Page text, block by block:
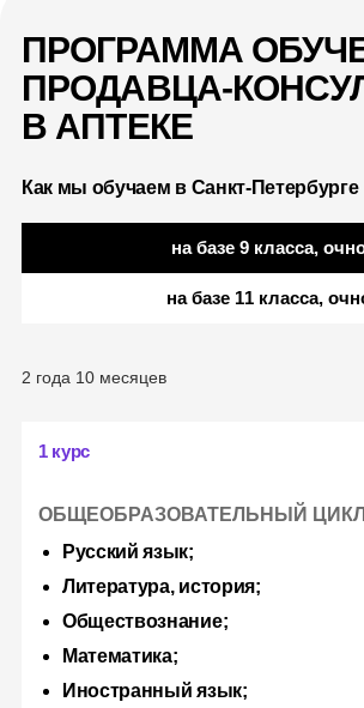
ПРОГРАММА
ПРОДАВЦА-
В АПТЕКЕ
Как мы обучаем в Санкт-Петербурге
на базе 9 класса,
на базе 11 класса,
2 года 10 месяцев
1 курс
ОБЩЕОБРАЗОВАТЕЛЬНЫЙ ЦИКЛ
Русский язык;
Литература, история;
Обществознание;
Математика;
Иностранный язык;